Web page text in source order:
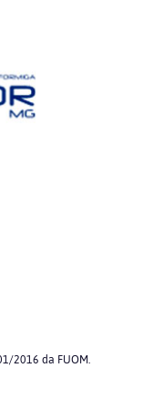
2016 da FUOM.